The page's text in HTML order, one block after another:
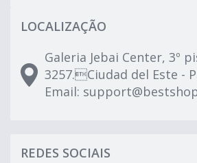
LOCALIZAÇÃO
Galeria Jebai Center, 3º
3257.Ciudad del Este -
Email:
REDES SOCIAIS